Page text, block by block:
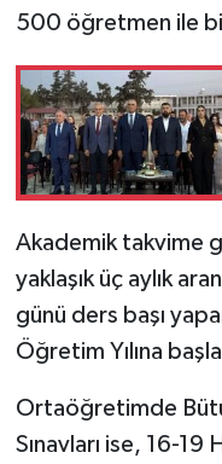
500 öğretmen ile
Akademik takvime
yaklaşık üç aylık
günü ders başı
Öğretim Yılına
Ortaöğretimde
Sınavları ise, 16-19
Nöbetçi
ÖZEL HABER
SAĞLIK
SİYASET
SPOR
TATLISU
TİCARET